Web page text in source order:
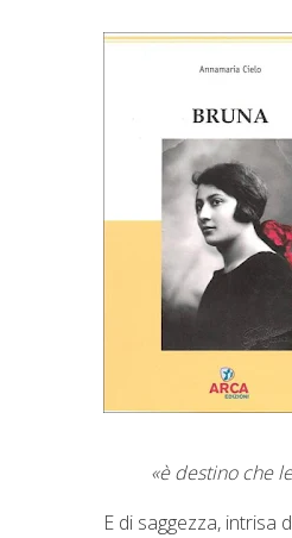
«è destino che
E di saggezza, intrisa